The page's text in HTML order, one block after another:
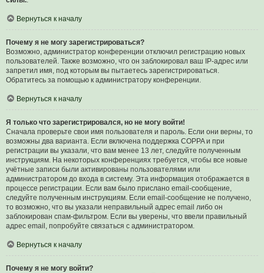
Вернуться к началу
Почему я не могу зарегистрироваться?
Возможно, администратор конференции отключил регистрацию новых
пользователей. Также возможно, что он заблокировал ваш IP-адрес или
запретил имя, под которым вы пытаетесь зарегистрироваться.
Обратитесь за помощью к администратору конференции.
Вернуться к началу
Я только что зарегистрировался, но не могу войти!
Сначала проверьте свои имя пользователя и пароль. Если они верны, то
возможны два варианта. Если включена поддержка COPPA и при
регистрации вы указали, что вам менее 13 лет, следуйте полученным
инструкциям. На некоторых конференциях требуется, чтобы все новые
учётные записи были активированы пользователями или
администратором до входа в систему. Эта информация отображается в
процессе регистрации. Если вам было прислано email-сообщение,
следуйте полученным инструкциям. Если email-сообщение не получено,
то возможно, что вы указали неправильный адрес email либо он
заблокирован спам-фильтром. Если вы уверены, что ввели правильный
адрес email, попробуйте связаться с администратором.
Вернуться к началу
Почему я не могу войти?